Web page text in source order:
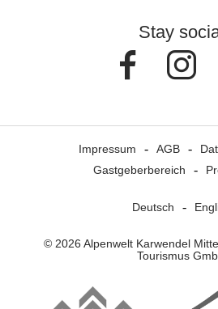
Stay
Facebook
Impressum AGB
Gastgeberbereich
Deutsch
© 2026 Alpenwelt Karwendel
Tourismus